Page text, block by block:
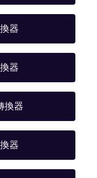
器
器
換器
器